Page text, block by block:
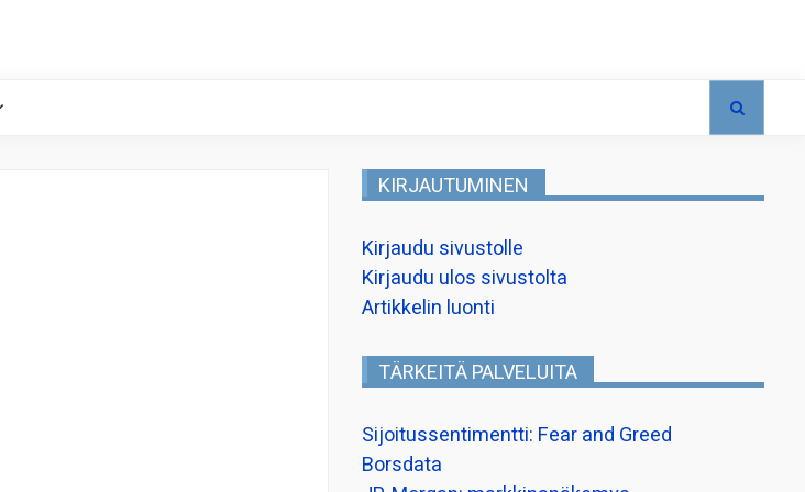
KIRJAUTUMINEN
Kirjaudu sivustolle
Kirjaudu ulos sivustolta
Artikkelin luonti
TÄRKEITÄ PALVELUITA
Sijoitussentimentti: Fear and Greed
Borsdata